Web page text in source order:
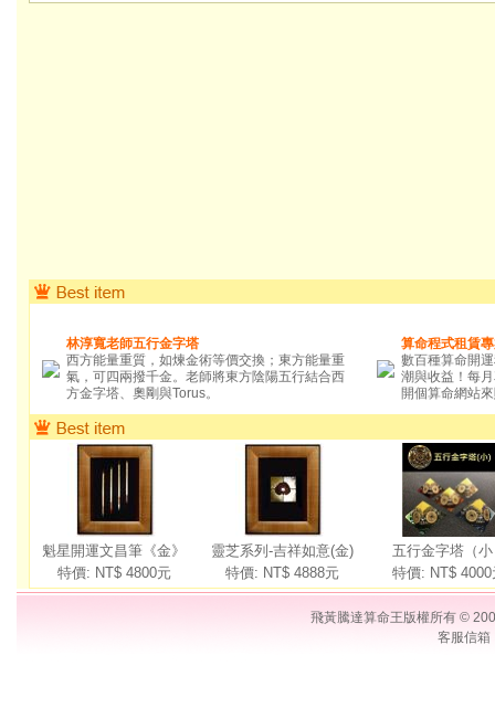
林淳寬老師五行金字塔
西方能量重質，如煉金術等價交換；東方能量重
氣，可四兩撥千金。老師將東方陰陽五行結合西
方金字塔、奧剛與Torus。
算命程式租賃
數百種算命開
潮與收益！每
開個算命網站
魁星開運文昌筆《金》
特價: NT$ 4800元
靈芝系列-吉祥如意(金)
特價: NT$ 4888元
五行金字塔（小
特價: NT$ 4000
飛黃騰達算命王版權所有 ©
客服信箱